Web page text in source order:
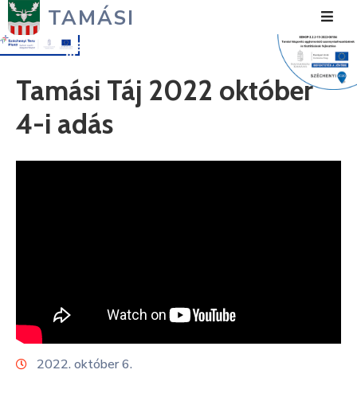
TAMÁSI
Fejlesztések
Média
Tamási Táj 2022 október
4-i adás
2022. október 6.